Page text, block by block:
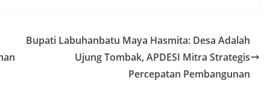
Bupati Labuhanbatu Maya Hasmita: Desa Adalah
Ujung Tombak, APDESI Mitra Strategis
Percepatan Pembangunan